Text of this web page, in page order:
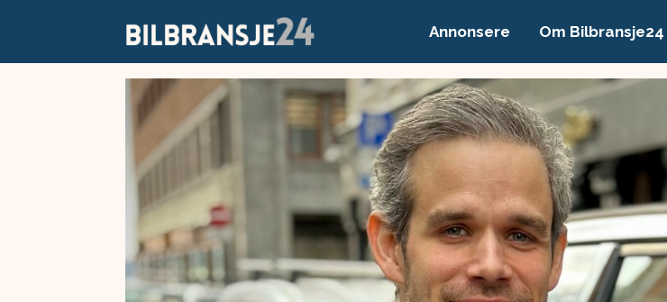
Annonsere Om Bilbransje24